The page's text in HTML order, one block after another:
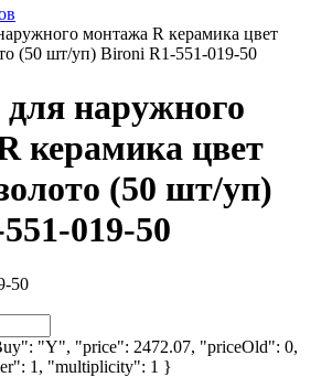
монтажа R керамика цвет
(50 шт/уп) Bironi R1-551-019-50
наружного
керамика цвет
(50 шт/уп)
019-50
50
"Y", "price": 2472.07, "priceOld": 0,
1, "multiplicity": 1 }